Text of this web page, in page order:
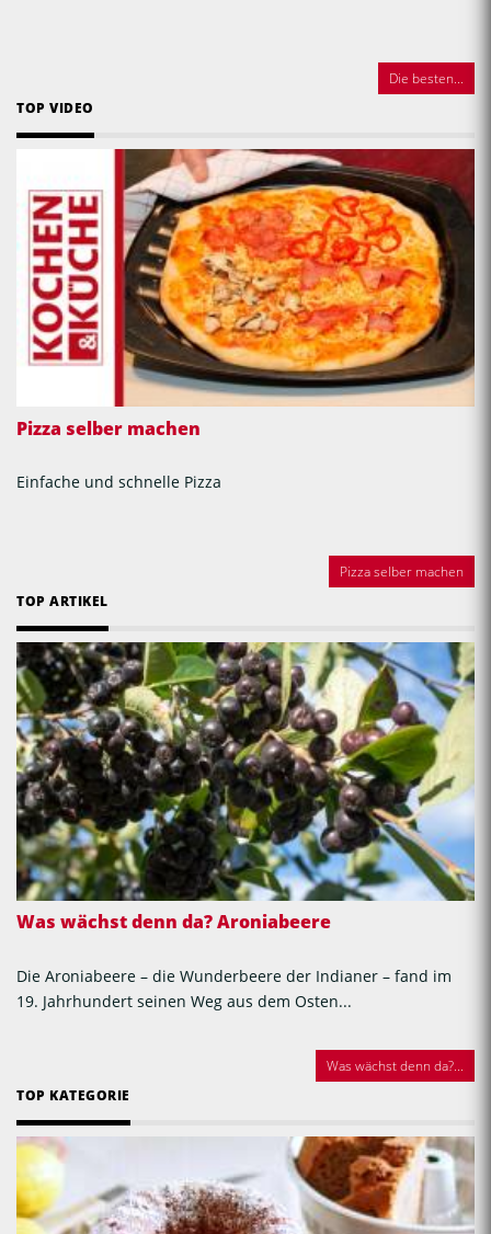
Die besten...
TOP VIDEO
Pizza selber machen
Einfache und schnelle Pizza
Pizza selber machen
TOP ARTIKEL
Was wächst denn da? Aroniabeere
Die Aroniabeere – die Wunderbeere der Indianer – fand im
19. Jahrhundert seinen Weg aus dem Osten...
Was wächst denn da?...
TOP KATEGORIE